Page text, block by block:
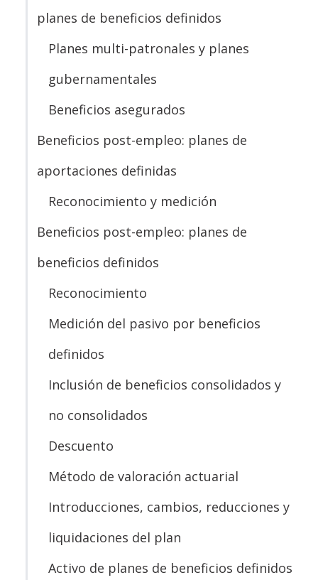
planes de beneficios definidos
Planes multi-patronales y planes
gubernamentales
Beneficios asegurados
Beneficios post-empleo: planes de
aportaciones definidas
Reconocimiento y medición
Beneficios post-empleo: planes de
beneficios definidos
Reconocimiento
Medición del pasivo por beneficios
definidos
Inclusión de beneficios consolidados y
no consolidados
Descuento
Método de valoración actuarial
Introducciones, cambios, reducciones y
liquidaciones del plan
Activo de planes de beneficios definidos